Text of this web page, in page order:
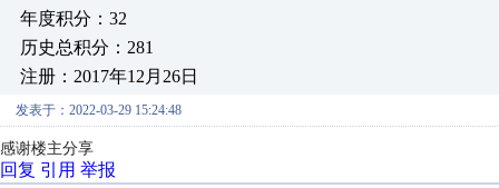
年度积分：32
历史总积分：281
注册：2017年12月26日
发表于：2022-03-29 15:24:48
感谢楼主分享
回复 引用 举报